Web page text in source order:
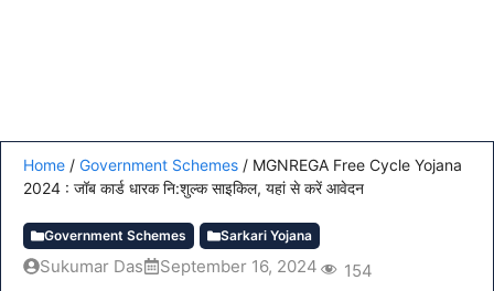
Home / Government Schemes / MGNREGA Free Cycle Yojana
2024 : जॉब कार्ड धारक नि:शुल्क साइकिल, यहां से करें आवेदन
Government Schemes Sarkari Yojana
Sukumar Das September 16, 2024 154